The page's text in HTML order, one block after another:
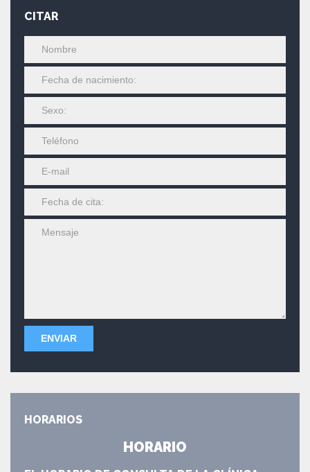
CITAR
HORARIOS
HORARIO